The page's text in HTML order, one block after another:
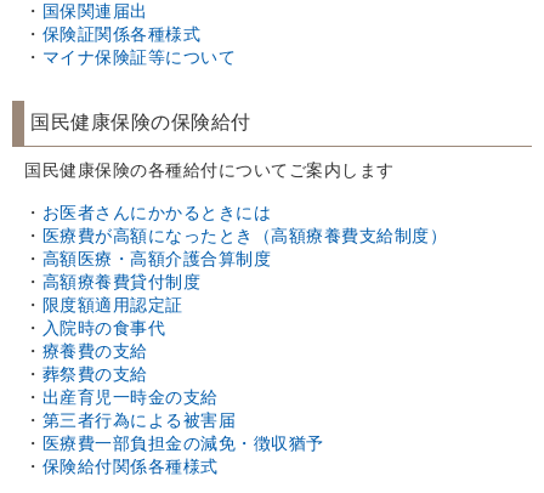
・ 国保関連届出
・ 保険証関係各種様式
・ マイナ保険証等について
国民健康保険の保険給付
国民健康保険の各種給付についてご案内します
・ お医者さんにかかるときには
・ 医療費が高額になったとき（高額療養費支給制度）
・ 高額医療・高額介護合算制度
・ 高額療養費貸付制度
・ 限度額適用認定証
・ 入院時の食事代
・ 療養費の支給
・ 葬祭費の支給
・ 出産育児一時金の支給
・ 第三者行為による被害届
・ 医療費一部負担金の減免・徴収猶予
・ 保険給付関係各種様式